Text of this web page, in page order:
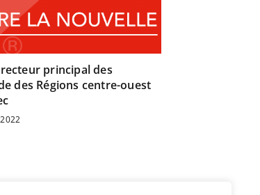
principal des
des Régions centre-ouest